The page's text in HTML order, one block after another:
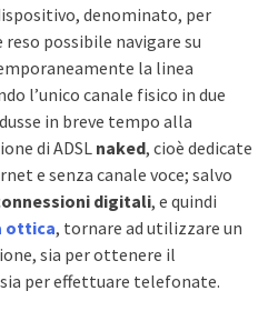
denominato, per
reso possibile navigare su
la linea
l’unico canale fisico in due
in breve tempo alla
di ADSL naked, cioè dedicate
e senza canale voce; salvo
digitali, e quindi
ottica, tornare ad utilizzare un
sia per ottenere il
per effettuare telefonate.